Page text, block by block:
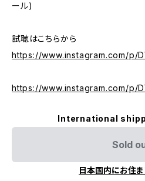
ール)
試聴はこちらから
https://www.instagram.com/p/
https://www.instagram.com/p/
International
Sold
日本国内にお住